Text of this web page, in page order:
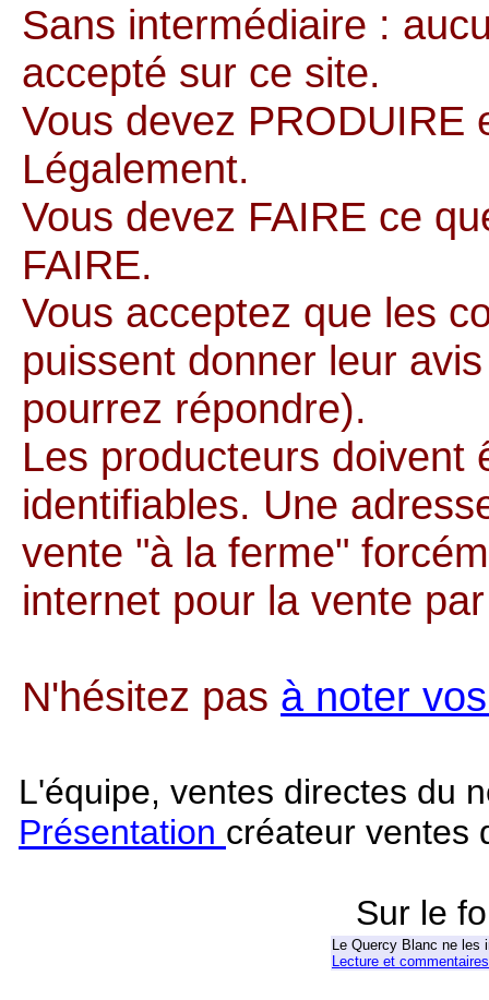
Sans intermédiaire :
accepté sur ce site.
Vous devez PRODUIRE
Légalement.
Vous devez FAIRE ce
FAIRE.
Vous acceptez que les
puissent donner leur
pourrez répondre).
Les producteurs doivent
identifiables. Une
vente "à la ferme"
internet pour la vente
N'hésitez pas à noter
L'équipe, ventes directes du
Présentation créateur ventes
Sur le
Le Quercy Blanc ne les
Lecture et commentaires